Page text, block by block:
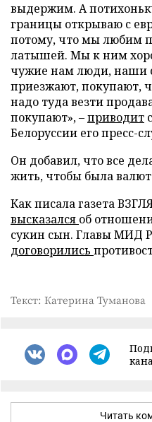
выдержим. А
границы открываю с
потому, что мы любим
латышей. Мы к ним
чужие нам люди, наши
приезжают, покупают,
надо туда везти
покупают», –приводит
Белоруссии его пресс-
Он добавил, что все
жить, чтобы была
Как писала газета
высказался об
сукин сын. Главы МИД
договорились
Текст: Катерина Туманова
Читать